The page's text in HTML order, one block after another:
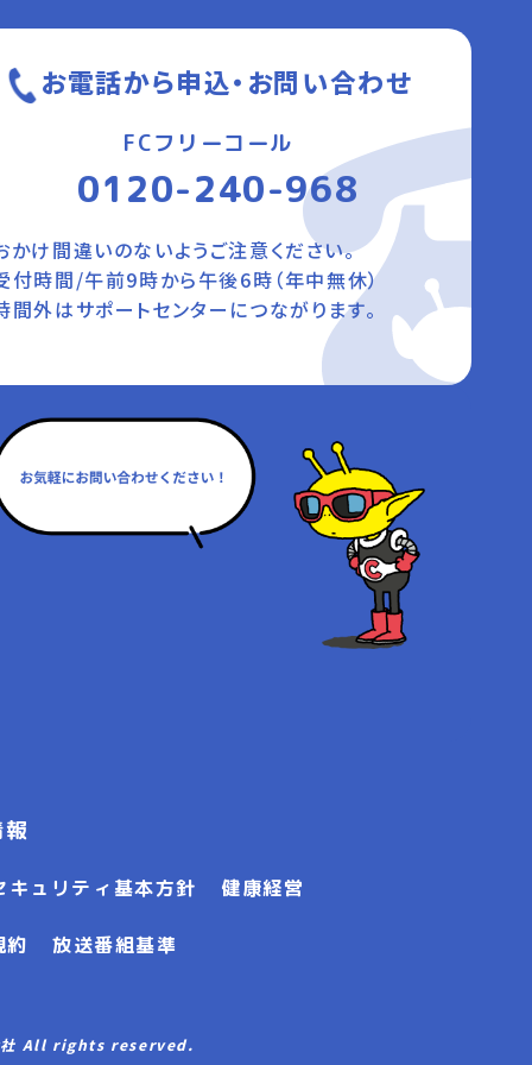
お電話から申込・お問い合わせ
FCフリーコール
0120-240-968
かけ間違いのないようご注意ください。
付時間/午前9時から午後6時（年中無休）
間外はサポートセンターにつながります。
キュリティ基本方針 健康経営
約 放送番組基準
社 All rights reserved.